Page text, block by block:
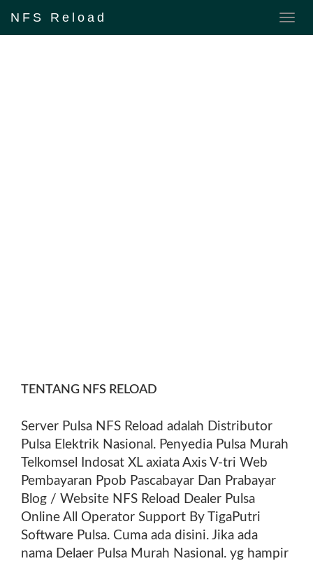
NFS Reload
ACEH TAMIANG KARANG
TAKENGON ACEH
TENGGARA KUTACANE
ACEH TIMUR IDI RAYEUK
ACEH UTARA
LHOKSUKON BENER
TENTANG NFS RELOAD
Server Pulsa NFS Reload adalah Distributor
Pulsa Elektrik Nasional. Penyedia Pulsa Murah
Telkomsel Indosat XL axiata Axis V-tri Web
Pembayaran Ppob Pascabayar Dan Prabayar
Blog / Website NFS Reload Dealer Pulsa
Online All Operator Support By TigaPutri
Software Pulsa. Cuma ada disini. Jika ada
nama Delaer Pulsa Murah Nasional. yg hampir